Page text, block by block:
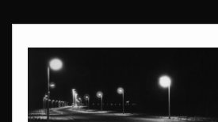
al
contenido